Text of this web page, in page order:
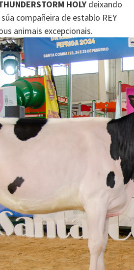
HOLY deixando
compañeira de establo REY
animais excepcionais.